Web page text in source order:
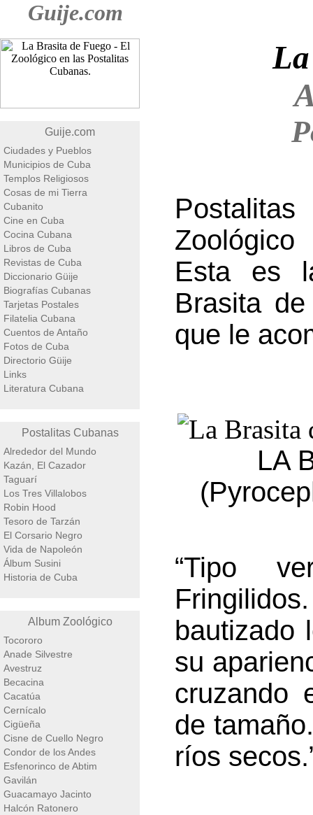
Guije.com
Guije.com
Ciudades y Pueblos
Municipios de Cuba
Templos Religiosos
Cosas de mi Tierra
Cubanito
Cine en Cuba
Cocina Cubana
Libros de Cuba
Revistas de Cuba
Diccionario Güije
Biografías Cubanas
Tarjetas Postales
Filatelia Cubana
Cuentos de Antaño
Fotos de Cuba
Directorio Güije
Links
Literatura Cubana
Postalitas Cubanas
Alrededor del Mundo
Kazán, El Cazador
Taguarí
Los Tres Villalobos
Robin Hood
Tesoro de Tarzán
El Corsario Negro
Vida de Napoleón
Álbum Susini
Historia de Cuba
Album Zoológico
Tocororo
Anade Silvestre
Avestruz
Becacina
Cacatúa
Cernícalo
Cigüeña
Cisne de Cuello Negro
Condor de los Andes
Esfenorinco de Abtim
Gavilán
Guacamayo Jacinto
Halcón Ratonero
Esta es
Brasita
que le
LA
“Tipo
bautizado
su
cruzando
de
ríos